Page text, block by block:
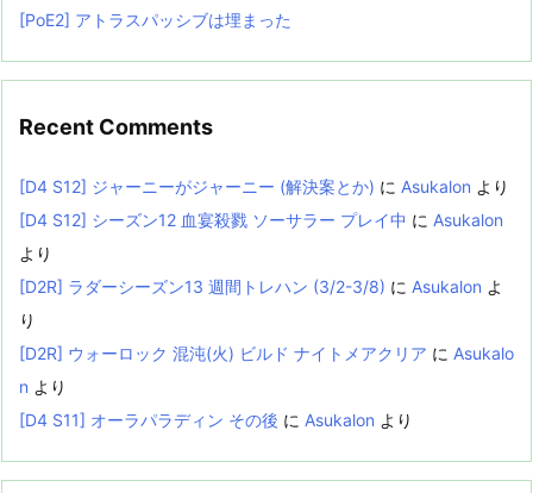
[PoE2] アトラスパッシブは埋まった
Recent Comments
[D4 S12] ジャーニーがジャーニー (解決案とか) に Asukalon より
[D4 S12] シーズン12 血宴殺戮 ソーサラー プレイ中 に Asukalon
より
[D2R] ラダーシーズン13 週間トレハン (3/2-3/8) に Asukalon よ
り
[D2R] ウォーロック 混沌(火) ビルド ナイトメアクリア に Asukalo
n より
[D4 S11] オーラパラディン その後 に Asukalon より